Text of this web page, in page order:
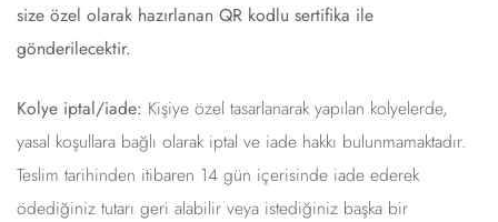
size özel olarak hazırlanan QR kodlu sertifika ile
gönderilecektir.
Kolye iptal/iade: Kişiye özel tasarlanarak yapılan kolyelerde,
yasal koşullara bağlı olarak iptal ve iade hakkı bulunmamaktadır.
Teslim tarihinden itibaren 14 gün içerisinde iade ederek
ödediğiniz tutarı geri alabilir veya istediğiniz başka bir